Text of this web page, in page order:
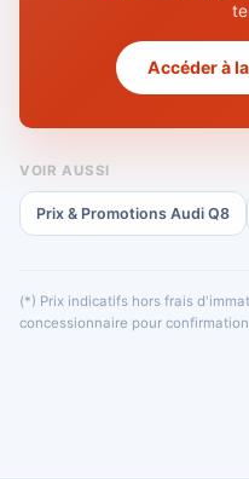
Accéder à
VOIR AUSSI
Prix & Promotions Audi Q8
(*) Prix indicatifs hors frais
concessionnaire pour